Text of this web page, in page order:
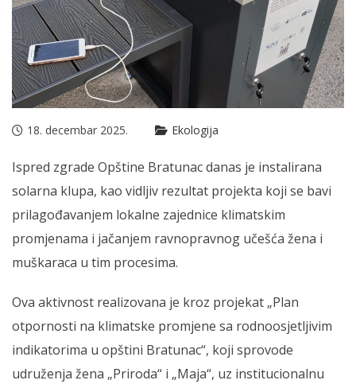
18. decembar 2025. Ekologija
Ispred zgrade Opštine Bratunac danas je instalirana
solarna klupa, kao vidljiv rezultat projekta koji se bavi
prilagođavanjem lokalne zajednice klimatskim
promjenama i jačanjem ravnopravnog učešća žena i
muškaraca u tim procesima.
Ova aktivnost realizovana je kroz projekat „Plan
otpornosti na klimatske promjene sa rodnoosjetljivim
indikatorima u opštini Bratunac“, koji sprovode
udruženja žena „Priroda“ i „Maja“, uz institucionalnu